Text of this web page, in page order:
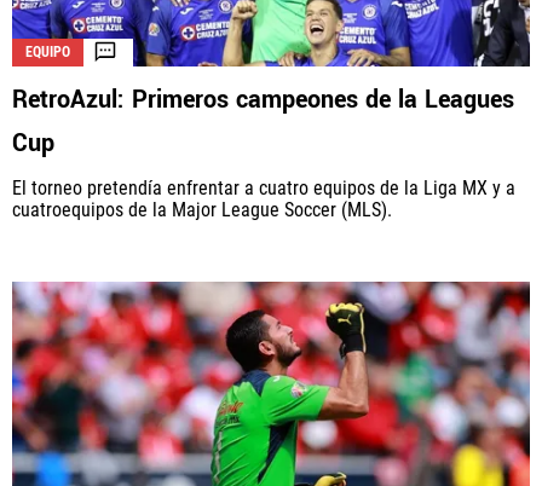
EQUIPO
RetroAzul: Primeros campeones de la Leagues
Cup
El torneo pretendía enfrentar a cuatro equipos de la Liga MX y a
cuatroequipos de la Major League Soccer (MLS).